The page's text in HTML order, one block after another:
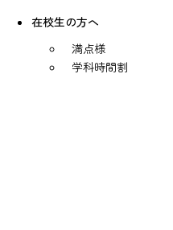
在校生の方へ
満点様
学科時間割